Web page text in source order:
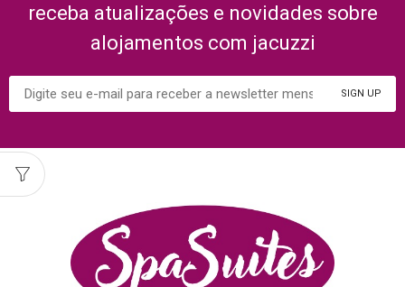
receba atualizações e novidades sobre
alojamentos com jacuzzi